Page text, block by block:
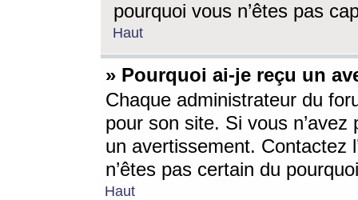
pourquoi vous n’êtes pas
Haut
» Pourquoi ai-je reçu un
Chaque administrateur du
pour son site. Si vous
un avertissement. Contactez
n’êtes pas certain du
Haut